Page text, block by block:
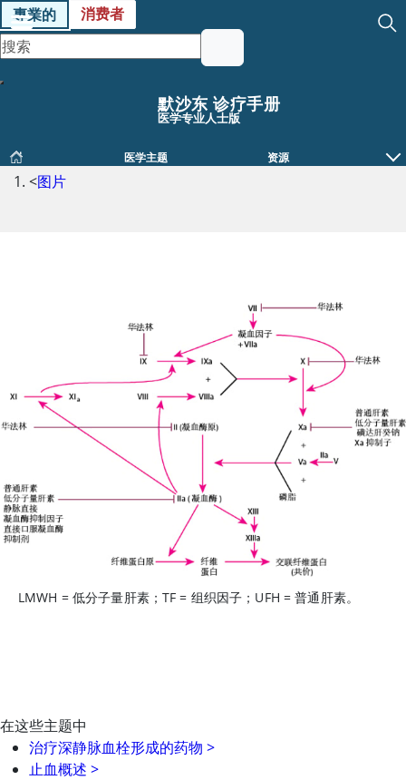
專業的 消费者
默沙东 诊疗手册
医学专业人士版
医学主题 资源
<图片
LMWH = 低分子量肝素；TF = 组织因子；UFH = 普通 肝素。
在这些主题中
治疗深静脉血栓形成的药物 >
止血概述 >